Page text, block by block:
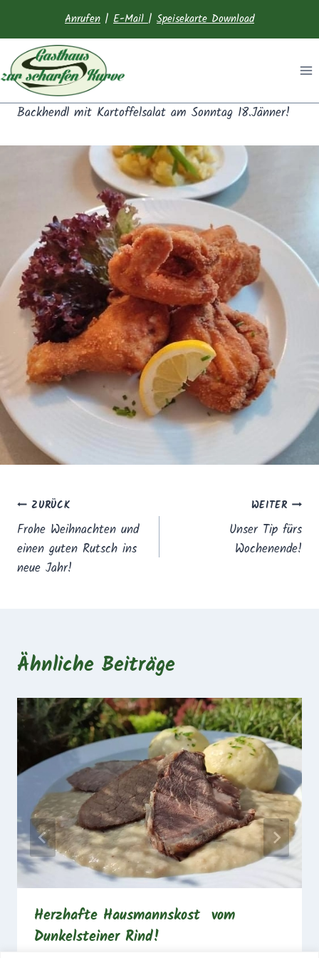
Anrufen | E-Mail| Speisekarte Download
Backhendl mit Kartoffelsalat am Sonntag 18.Jänner!
ZURÜCK
Frohe Weihnachten und
einen guten Rutsch ins
neue Jahr!
WEITER
Unser Tip fürs
Wochenende!
Ähnliche Beiträge
Herzhafte Hausmannskost vom
Dunkelsteiner Rind!